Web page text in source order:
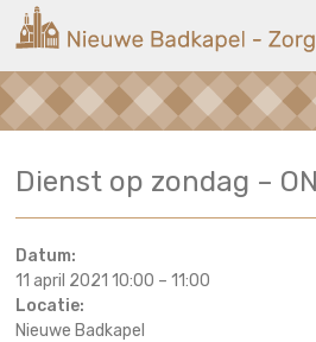
naar
inhoud
Nieuwe
Badkapel
op
Dienst op zondag –
Datum:
11 april 2021 10:00 –11:00
Locatie:
Nieuwe Badkapel